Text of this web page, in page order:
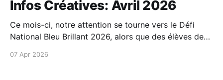
Infos Créatives: Avril 2026
Ce mois-ci, notre attention se tourne vers le Défi
National Bleu Brillant 2026, alors que des élèves de
des solutions explorant l’avenir de nos océans...
07 Apr 2026